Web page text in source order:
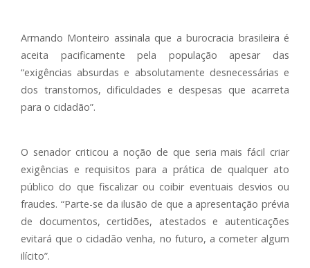
Armando Monteiro assinala que a burocracia brasileira é
aceita pacificamente pela população apesar das
“exigências absurdas e absolutamente desnecessárias e
dos transtornos, dificuldades e despesas que acarreta
para o cidadão”.
O senador criticou a noção de que seria mais fácil criar
exigências e requisitos para a prática de qualquer ato
público do que fiscalizar ou coibir eventuais desvios ou
fraudes. “Parte-se da ilusão de que a apresentação prévia
de documentos, certidões, atestados e autenticações
evitará que o cidadão venha, no futuro, a cometer algum
ilícito”.